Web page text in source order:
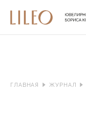
ГЛАВНАЯ ЖУРНАЛ